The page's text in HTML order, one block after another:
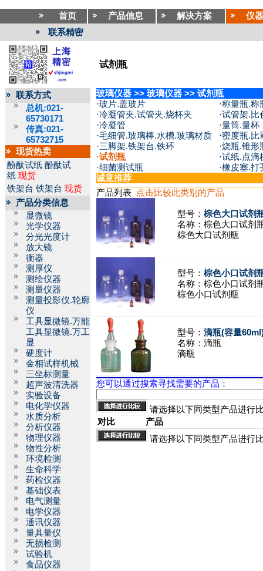
首页 产品信息 解决方案
仪
联系精密
试剂瓶
联系方式
总机:021-
65730171
传真:021-
65732715
现货热卖
酚酞试纸 酚酞试
纸 现货
铁架台 铁架台 现货
产品分类信息
显微镜
光学仪器
分光光度计
放大镜
衡器
测厚仪
测绘仪器
测量仪器
测量投影仪.轮廓
仪
工具显微镜.万能
工具显微镜.万工
显
硬度计
金相试样机械
三坐标测量
超声波清洗器
实验设备
电化学仪器
水质分析
分析仪器
物理仪器
物性分析
环境检测
生命科学
药检仪器
基础仪表
电气测量
电学仪器
通讯仪器
量具量仪
无损检测
试验机
食品仪器
玻璃仪器 >> 玻璃仪器 >> 试剂瓶
·玻片.盖玻片 ·称量瓶.称
·冷凝管夹.试管夹.烧杯夹 ·试管架.比
·冷凝管 ·量筒.量杯
·毛细管.玻璃棒.水槽.玻璃材质 ·密度瓶.比
·三脚架.铁架台.铁环 ·烧瓶.锥形
·试剂瓶 ·试纸.点滴
·细菌测试瓶 ·橡皮塞.打
诚意推荐
产品列表
点击比较此类别的产品
型号： 棕色大口试剂
名称： 棕色大口试剂
棕色大口试剂瓶
型号： 棕色小口试剂
名称： 棕色小口试剂
棕色小口试剂瓶
型号： 滴瓶(容量
名称： 滴瓶
滴瓶
您可以通过搜索寻找需要的产品：
请选择以下同类型产品进行
对比
产品
请选择以下同类型产品进行